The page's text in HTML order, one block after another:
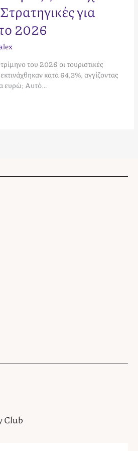
για
2026
του 2026 οι τουριστικές
κατά 64,3%, αγγίζοντας
ευρώ; Αυτό…
Club